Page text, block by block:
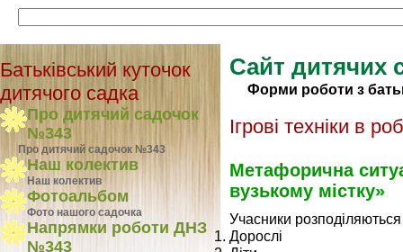
Батьківський куточок
дитячого садка
Про дитячий садочок
№343
Про дитячий садочок №343
Наш колектив
Наш колектив
Фотоальбом
Фото нашого садочка
Напрямки роботи ДНЗ
№343
Сайт дитячих
Форми роботи з
Ігрові техніки в
Метафорична
вузькому містку»
Учасники
Дорослі